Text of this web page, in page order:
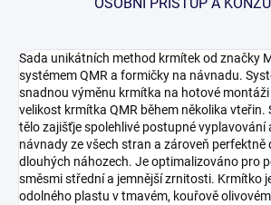
OSOBNÍ PŘÍSTUP A
Sada unikátních method krmítek od značky
systémem QMR a formičky na návnadu.
snadnou výměnu krmítka na hotové
velikost krmítka QMR během několika vteřin.
tělo zajišťje spolehlivé postupné vyplavování
návnady ze všech stran a zároveň perfektně
dlouhých náhozech. Je optimalizováno pro
směsmi střední a jemnější zrnitosti. Krmítko
odolného plastu v tmavém, kouřově